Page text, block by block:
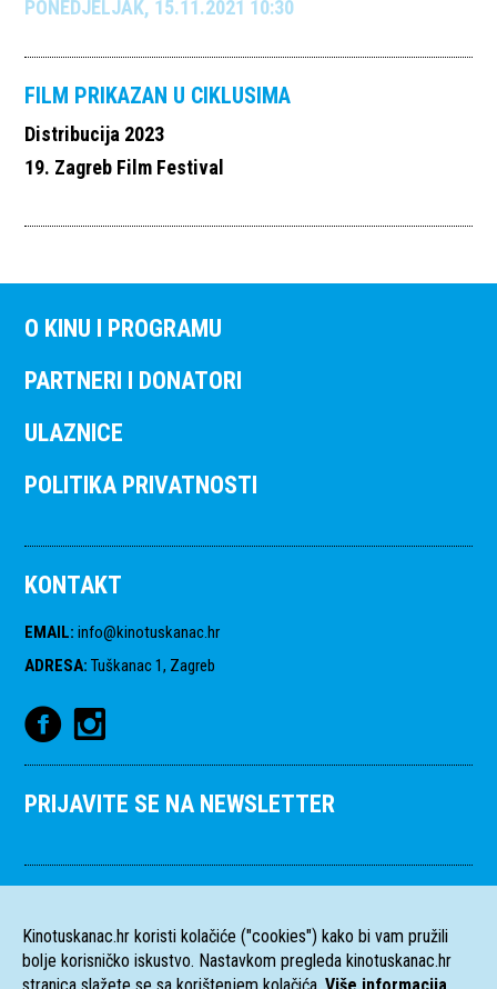
PONEDJELJAK, 15.11.2021 10:30
FILM PRIKAZAN U CIKLUSIMA
Distribucija 2023
19. Zagreb Film Festival
O KINU I PROGRAMU
PARTNERI I DONATORI
ULAZNICE
POLITIKA PRIVATNOSTI
KONTAKT
EMAIL: info@kinotuskanac.hr
ADRESA: Tuškanac 1, Zagreb
PRIJAVITE SE NA NEWSLETTER
Kinotuskanac.hr koristi kolačiće ("cookies") kako bi vam pružili
bolje korisničko iskustvo. Nastavkom pregleda kinotuskanac.hr
stranica slažete se sa korištenjem kolačića. Više informacija